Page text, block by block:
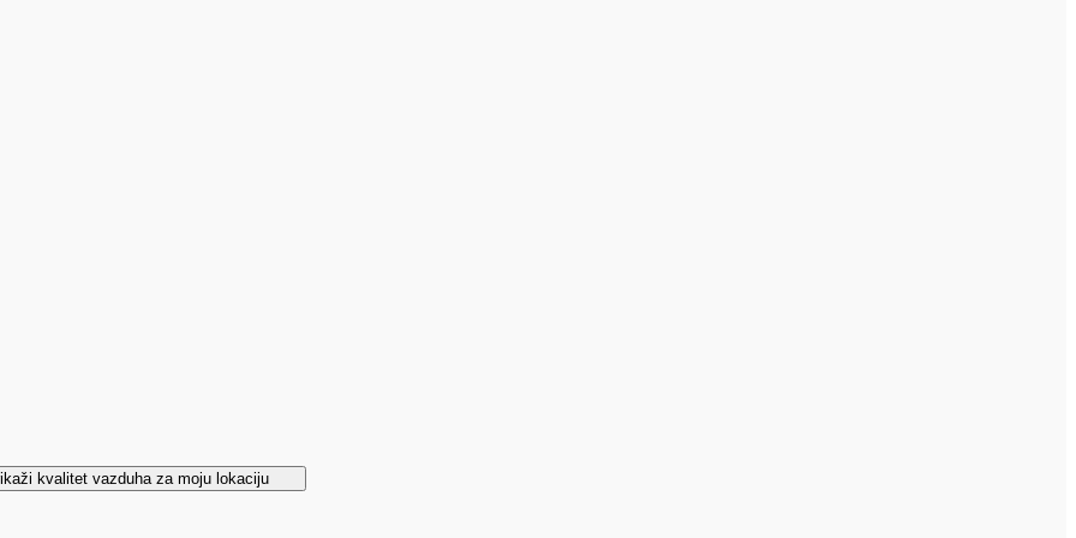
kvalitet vazduha za moju lokaciju